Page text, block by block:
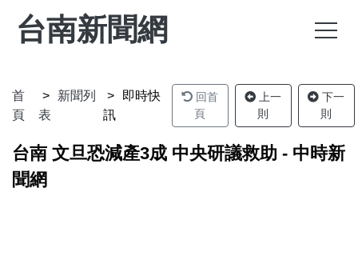
台南新聞網
首
頁
新聞列
表
即時快
訊
回首
頁
上一
則
下一
則
台南 文旦恐減產3成 中央研議救助 - 中時新
聞網